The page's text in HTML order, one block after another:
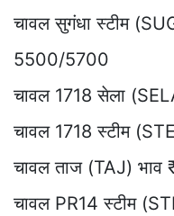
चावल सुगंधा स्टीम
5500/5700
चावल 1718 सेला
चावल 1718 स्टीम
चावल ताज (TAJ)
चावल PR14 स्टीम